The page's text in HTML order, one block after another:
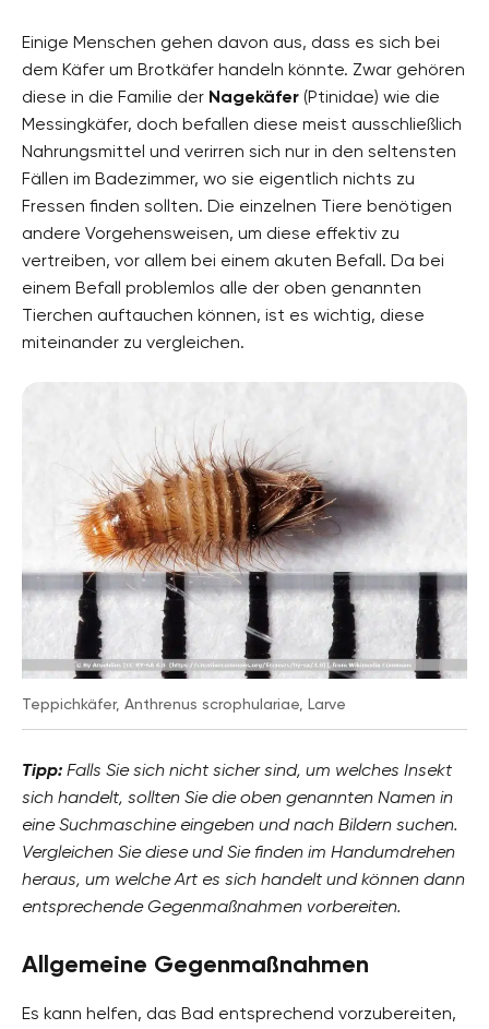
Einige Menschen gehen davon aus, dass es sich bei
dem Käfer um Brotkäfer handeln könnte. Zwar gehören
diese in die Familie der Nagekäfer (Ptinidae) wie die
Messingkäfer, doch befallen diese meist ausschließlich
Nahrungsmittel und verirren sich nur in den seltensten
Fällen im Badezimmer, wo sie eigentlich nichts zu
Fressen finden sollten. Die einzelnen Tiere benötigen
andere Vorgehensweisen, um diese effektiv zu
vertreiben, vor allem bei einem akuten Befall. Da bei
einem Befall problemlos alle der oben genannten
Tierchen auftauchen können, ist es wichtig, diese
miteinander zu vergleichen.
Teppichkäfer, Anthrenus scrophulariae, Larve
Tipp: Falls Sie sich nicht sicher sind, um welches Insekt
sich handelt, sollten Sie die oben genannten Namen in
eine Suchmaschine eingeben und nach Bildern suchen.
Vergleichen Sie diese und Sie finden im Handumdrehen
heraus, um welche Art es sich handelt und können dann
entsprechende Gegenmaßnahmen vorbereiten.
Allgemeine Gegenmaßnahmen
Es kann helfen, das Bad entsprechend vorzubereiten,